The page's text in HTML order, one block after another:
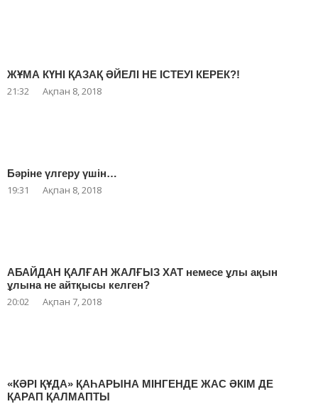
ЖҰМА КҮНІ ҚАЗАҚ ӘЙЕЛІ НЕ ІСТЕУІ КЕРЕК?!
21:32 Ақпан 8, 2018
Бәріне үлгеру үшін…
19:31 Ақпан 8, 2018
АБАЙДАН ҚАЛҒАН ЖАЛҒЫЗ ХАТ немесе ұлы ақын
ұлына не айтқысы келген?
20:02 Ақпан 7, 2018
«КӘРІ ҚҰДА» ҚАҺАРЫНА МІНГЕНДЕ ЖАС ӘКІМ ДЕ
ҚАРАП ҚАЛМАПТЫ